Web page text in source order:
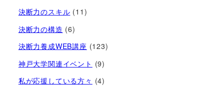
決断力のスキル (11)
決断力の構造 (6)
決断力養成WEB講座 (123)
神戸大学関連イベント (9)
私が応援している方々 (4)